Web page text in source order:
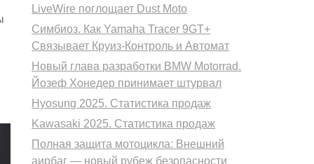
LiveWire поглощает Dust Moto
Симбиоз. Как Yamaha Tracer 9GT+
Связывает Круиз-Контроль и Автомат
Новый глава разработки BMW Motorrad.
Йозеф Хонедер принимает штурвал
Hyosung 2025. Статистика продаж
Kawasaki 2025. Статистика продаж
Полная защита мотоцикла: Внешний
аирбаг — новый рубеж безопасности